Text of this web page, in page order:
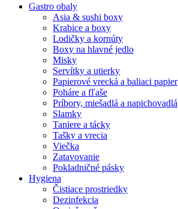
Gastro obaly
Asia & sushi boxy
Krabice a boxy
Lodičky a kornúty
Boxy na hlavné jedlo
Misky
Servítky a utierky
Papierové vrecká a baliaci papier
Poháre a fľaše
Príbory, miešadlá a napichovadlá
Slamky
Taniere a tácky
Tašky a vrecia
Viečka
Zatavovanie
Pokladničné pásky
Hygiena
Čistiace prostriedky
Dezinfekcia